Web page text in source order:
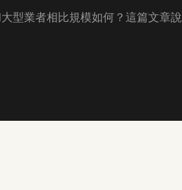
型業者相比規模如何？這篇文章說